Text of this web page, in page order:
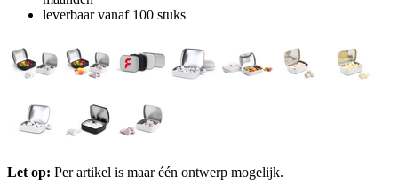
leverbaar vanaf 100 stuks
Let op: Per artikel is maar één ontwerp mogelijk.